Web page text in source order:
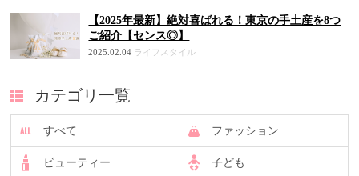
【2025年最新】絶対喜ばれる！東京の手土産を8つ
ご紹介【センス◎】
2025.02.04 ライフスタイル
カテゴリ一覧
すべて ファッション
ビューティー 子ども